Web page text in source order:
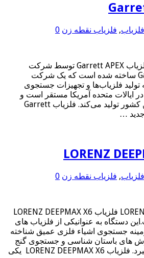
, فلزیاب نقطه زن 0
فلزیاب Garrett APEX فلزیاب Garrett APEX توسط شرکت
Garrett Metal Detectors ساخته شده است که یک شرکت
فلزیاب‌ها و تجهیزات جستجوی
ایالات متحده آمریکا مستقر است و
دستگاه‌های خود را در این کشور تولید می‌کند. فلزیاب Garrett
, فلزیاب نقطه زن 0
فلزیاب LORENZ DEEPMAX X6 فلزیاب LORENZ DEEPMAX X6
دستگاه به عنوانیکی از فلزیاب های
جستجوی اشیاء فلزی عمیق شناخته
های باستان شناسی و جستجوی گنج
مورد استفاده قرار می گیرد. فلزیاب LORENZ DEEPMAX X6 یکی